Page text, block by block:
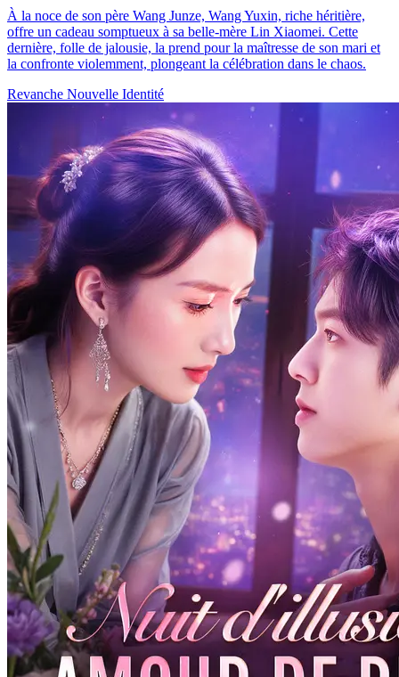
À la noce de son père Wang Junze, Wang Yuxin, riche héritière,
offre un cadeau somptueux à sa belle-mère Lin Xiaomei. Cette
dernière, folle de jalousie, la prend pour la maîtresse de son mari et
la confronte violemment, plongeant la célébration dans le chaos.
Revanche Nouvelle Identité